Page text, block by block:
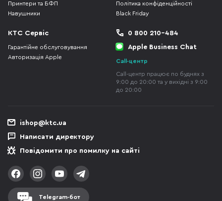
Принтери та БФП
Навушники
Політика конфіденційності
Black Friday
КТС Сервіс
Гарантійне обслуговування
Авторизація Apple
0 800 210-484
Apple Business Chat
Call-центр
Call-центр працює по буднях з
9:00 до 20:00 та у вихідні з 9:00
до 20:00
ishop@ktc.ua
Написати директору
Повідомити про помилку на сайті
Telegram-бот